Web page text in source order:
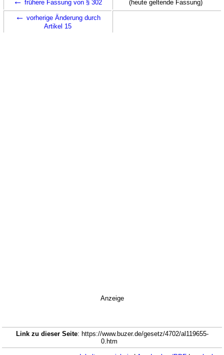
frühere Fassung von § 302 (heute geltende Fassung)
← vorherige Änderung durch
Artikel 15
Anzeige
Link zu dieser Seite: https://www.buzer.de/gesetz/4702/al119655-
0.htm